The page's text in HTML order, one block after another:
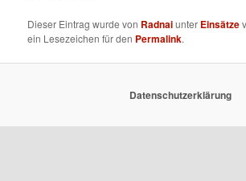
Dieser Eintrag wurde von Radnaiunter Einsätze
ein Lesezeichen für den Permalink.
Datenschutzerklärung